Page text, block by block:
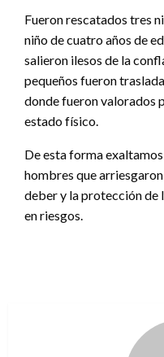
Fueron rescatados tres
niño de cuatro años de
salieron ilesos de la
pequeños fueron
donde fueron valorados
estado físico.
De esta forma
hombres que
deber y la protección de
en riesgos.